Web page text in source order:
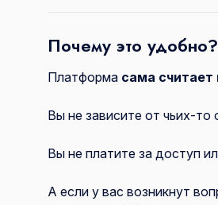
Почему это удобно?
Платформа сама считает
Вы не зависите от чьих-
Вы не платите за доступ
А если у вас возникнут